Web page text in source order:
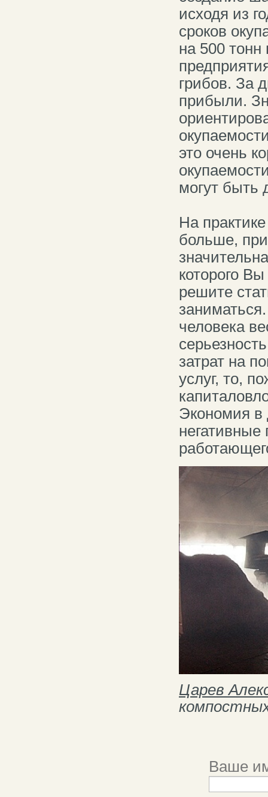
исходя из
сроков
на 500 тонн
грибов. За
прибыли.
это очень
могут быть
На
больше,
которого
решите
человека
затрат на
услуг, то,
Экономия в
негативные
Царев
Ваше